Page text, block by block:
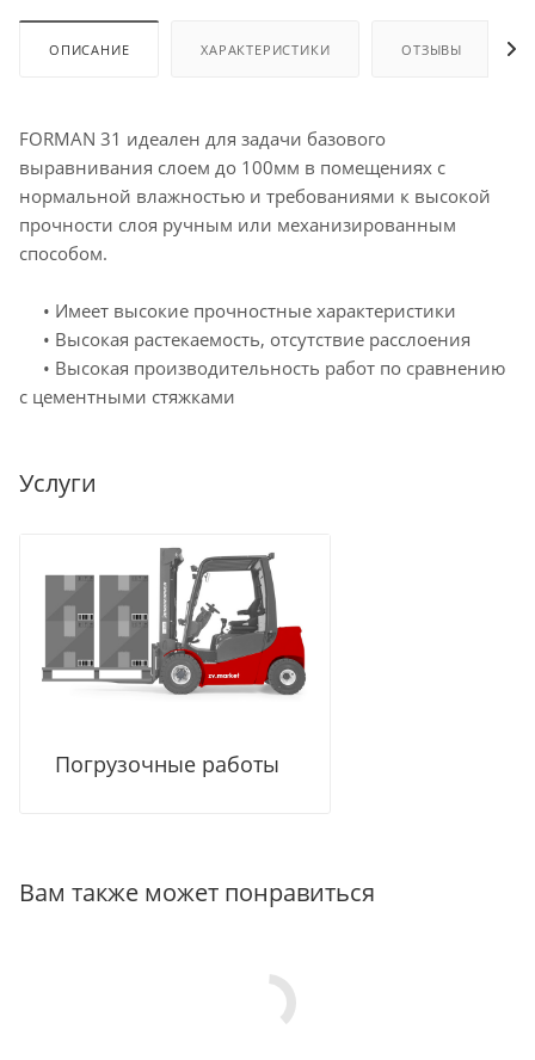
ОПИСАНИЕ ХАРАКТЕРИСТИКИ ОТЗЫВЫ
FORMAN 31 идеален для задачи базового
выравнивания слоем до 100мм в помещениях с
нормальной влажностью и требованиями к высокой
прочности слоя ручным или механизированным
способом.
• Имеет высокие прочностные характеристики
• Высокая растекаемость, отсутствие расслоения
• Высокая производительность работ по сравнению
с цементными стяжками
Услуги
Погрузочные работы
Вам также может понравиться